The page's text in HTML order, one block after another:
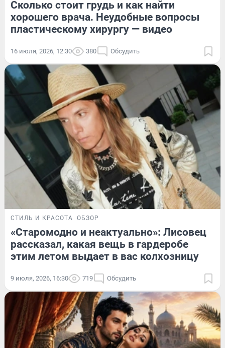
Сколько стоит грудь и как найти
хорошего врача. Неудобные вопросы
пластическому хирургу — видео
16 июля, 2026, 12:30 380 Обсудить
СТИЛЬ И КРАСОТА ОБЗОР
«Старомодно и неактуально»: Лисовец
рассказал, какая вещь в гардеробе
этим летом выдает в вас колхозницу
9 июля, 2026, 16:30 719 Обсудить